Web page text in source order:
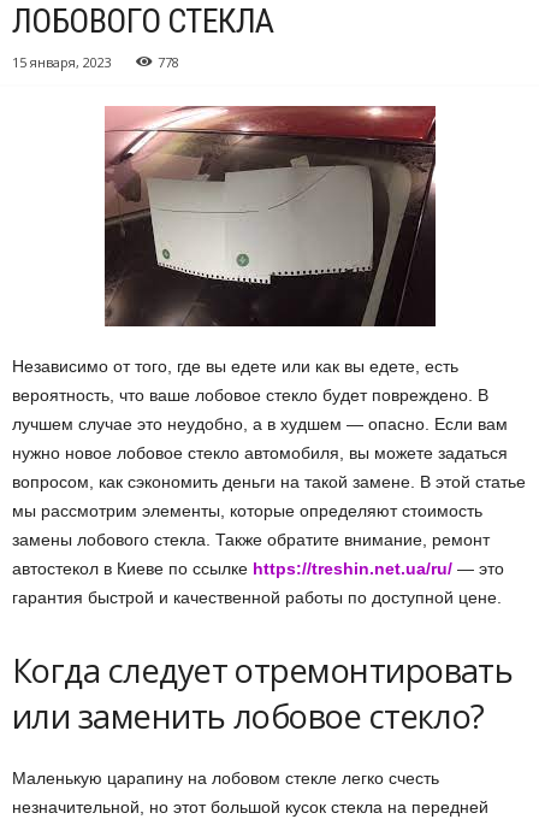
ЛОБОВОГО СТЕКЛА
15 января, 2023 778
Независимо от того, где вы едете или как вы едете, есть
вероятность, что ваше лобовое стекло будет повреждено. В
лучшем случае это неудобно, а в худшем — опасно. Если вам
нужно новое лобовое стекло автомобиля, вы можете задаться
вопросом, как сэкономить деньги на такой замене. В этой статье
мы рассмотрим элементы, которые определяют стоимость
замены лобового стекла. Также обратите внимание, ремонт
автостекол в Киеве по ссылке https://treshin.net.ua/ru/ — это
гарантия быстрой и качественной работы по доступной цене.
Когда следует отремонтировать
или заменить лобовое стекло?
Маленькую царапину на лобовом стекле легко счесть
незначительной, но этот большой кусок стекла на передней